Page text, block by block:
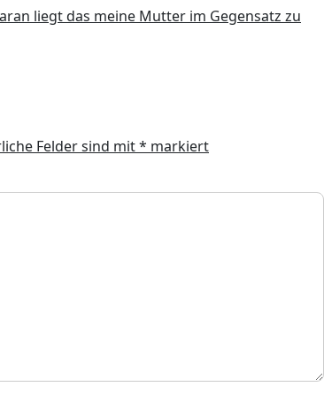
liegt das meine Mutter im Gegensatz zu
Felder sind mit* markiert